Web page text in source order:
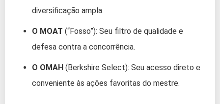
diversificação ampla.
O MOAT (“Fosso”): Seu filtro de qualidade e
defesa contra a concorrência.
O OMAH (Berkshire Select): Seu acesso direto e
conveniente às ações favoritas do mestre.